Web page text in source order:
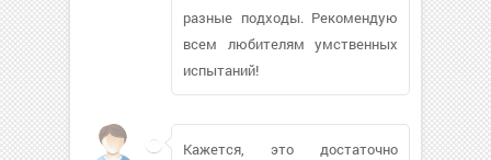
разные подходы. Рекомендую
всем любителям умственных
испытаний!
Кажется, это достаточно